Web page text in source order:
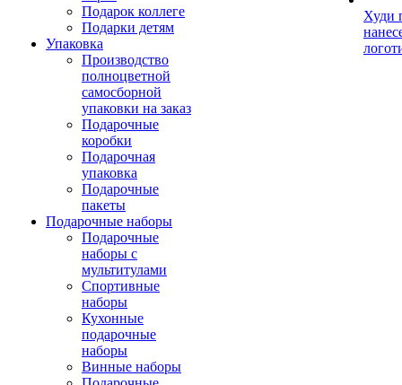
Подарок коллеге
Подарки детям
Упаковка
Производство
полноцветной
самосборной
упаковки на заказ
Подарочные
коробки
Подарочная
упаковка
Подарочные
пакеты
Подарочные наборы
Подарочные
наборы с
мультитулами
Спортивные
наборы
Кухонные
подарочные
наборы
Винные наборы
Худи